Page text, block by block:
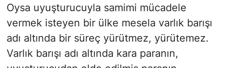
Oysa uyuşturucuyla samimi mücadele
vermek isteyen bir ülke mesela varlık barışı
adı altında bir süreç yürütmez, yürütemez.
Varlık barışı adı altında kara paranın,